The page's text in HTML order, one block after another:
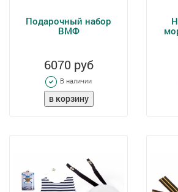
Подарочный набор
ВМФ
6070 руб
В наличии